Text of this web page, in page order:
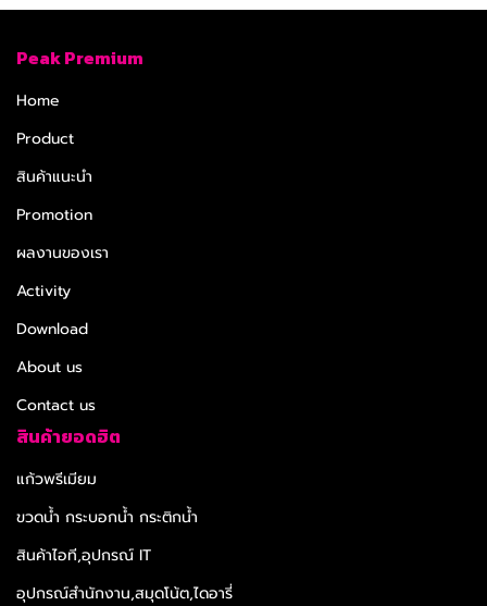
Peak Premium
Home
Product
สินค้าแนะนำ
Promotion
ผลงานของเรา
Activity
Download
About us
Contact us
สินค้ายอดฮิต
แก้วพรีเมียม
ขวดน้ำ กระบอกน้ำ กระติกน้ำ
สินค้าไอที,อุปกรณ์ IT
อุปกรณ์สำนักงาน,สมุดโน้ต,ไดอารี่